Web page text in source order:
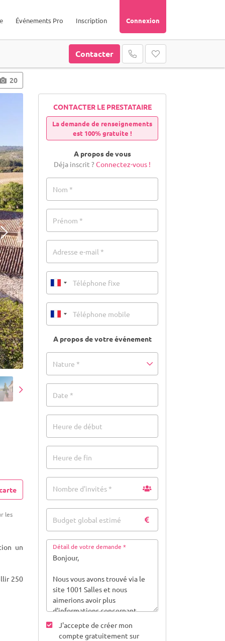
Connexion
Inscription
Événements Pro
Contacter
20
les
un
250
CONTACTER LE PRESTATAIRE
La demande de renseignements
est 100% gratuite !
A propos de vous
Déja inscrit ?Connectez-vous !
Nom *
Prénom *
Adresse e-mail *
A propos de votre événement
Nature *
Date *
Heure de début
Heure de fin
Nombre d'invités *
Budget global estimé
Détail de votre demande *
J'accepte de créer mon
compte gratuitement sur